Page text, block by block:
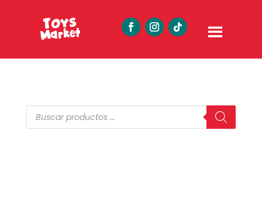
Búsqueda
de
productos